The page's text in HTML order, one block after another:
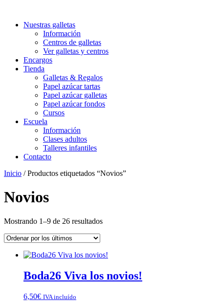
Nuestras galletas
Información
Centros de galletas
Ver galletas y centros
Encargos
Tienda
Galletas & Regalos
Papel azúcar tartas
Papel azúcar galletas
Papel azúcar fondos
Cursos
Escuela
Información
Clases adultos
Talleres infantiles
Contacto
Inicio / Productos etiquetados “Novios”
Novios
Mostrando 1–9 de 26 resultadosOrdenado
Boda26 Viva los novios!
6,50€ IVA incluído